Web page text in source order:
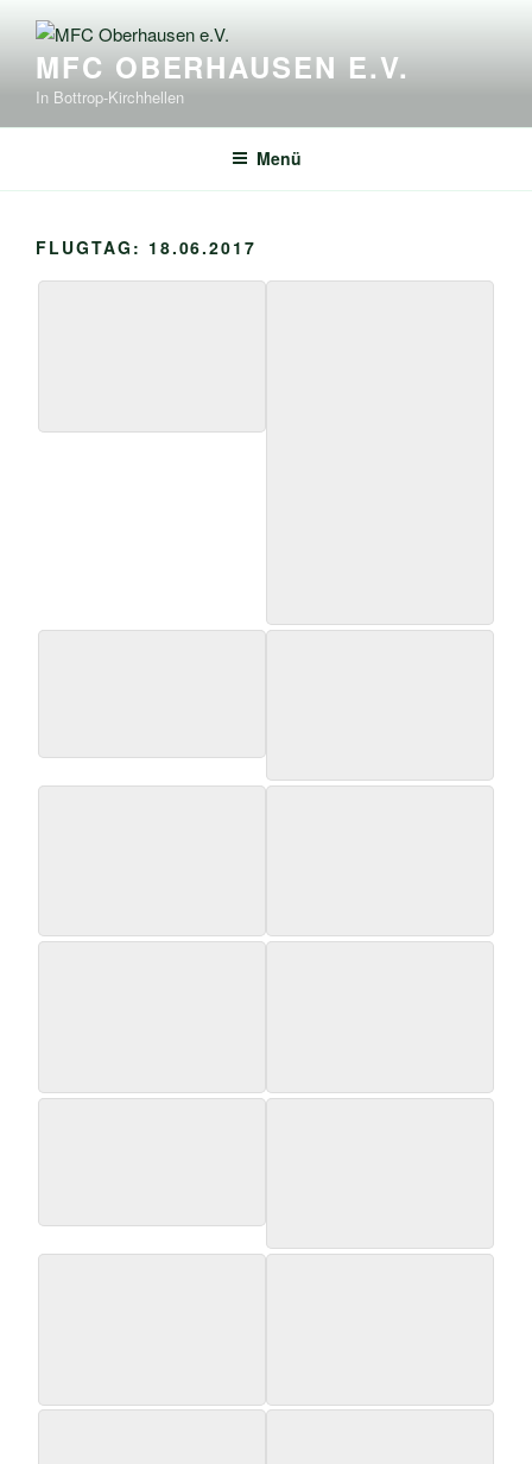
Inhalt
springenMFC OBERHAUSEN E.V.
In Bottrop-Kirchhellen
Menü
FLUGTAG: 18.06.2017